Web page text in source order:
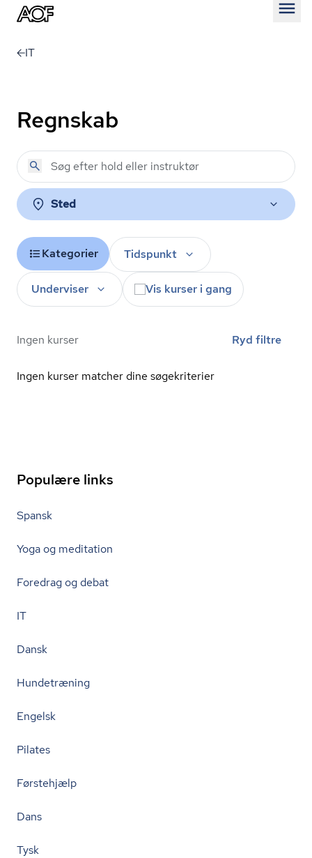
IT
Regnskab
Sted
Kategorier Tidspunkt
Underviser Vis kurser i gang
Ingen kurser Ryd filtre
Ingen kurser matcher dine søgekriterier
Populære links
Spansk
Yoga og meditation
Foredrag og debat
IT
Dansk
Hundetræning
Engelsk
Pilates
Førstehjælp
Dans
Tysk